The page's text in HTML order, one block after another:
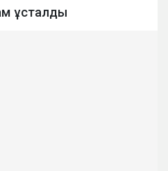
ұсталды